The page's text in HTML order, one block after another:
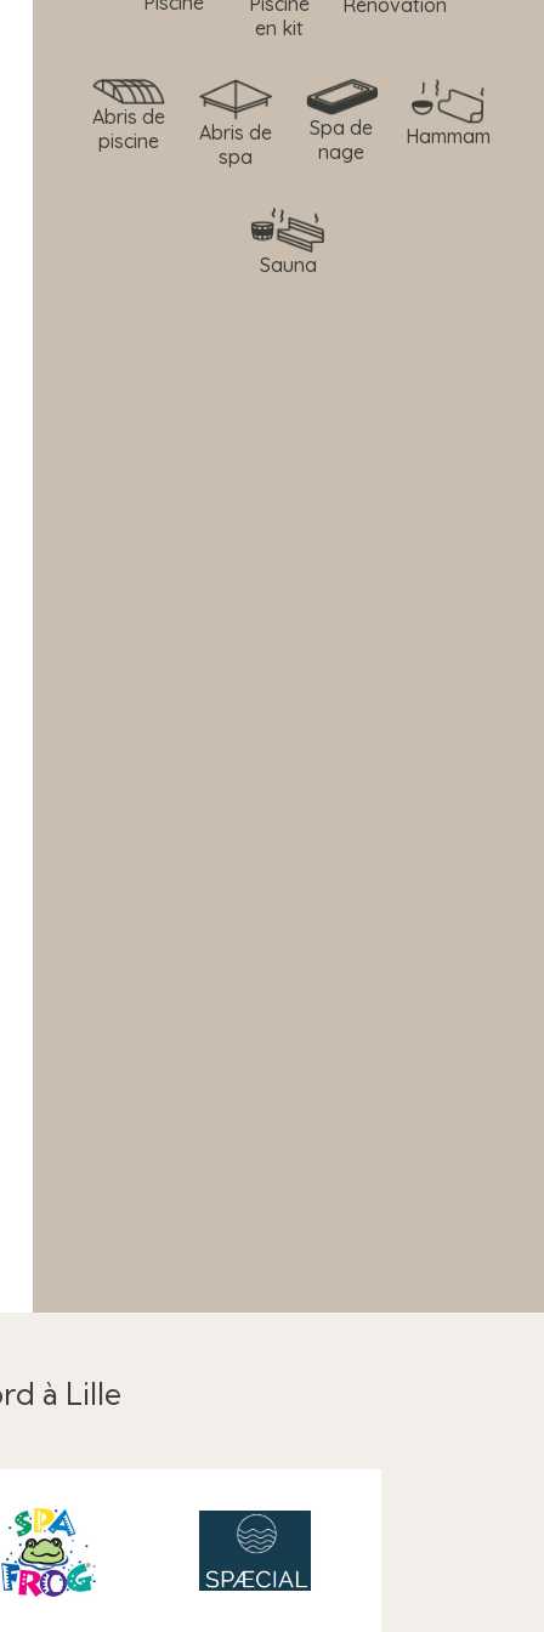
en kit
Rénovation
Abris de
piscine
Abris de
spa
Spa de
nage
Hammam
Sauna
à Lille